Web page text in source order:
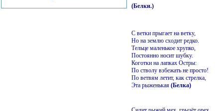
(Белки.)
С ветки прыгает на ветку,
Но на землю сходит редко.
Тельце маленькое хрупко,
Постоянно носит шубку.
Коготки на лапках Остры:
По стволу взбежать не просто!
По ветвям летит, как стрелка,
Эта рыженькая (Белка)